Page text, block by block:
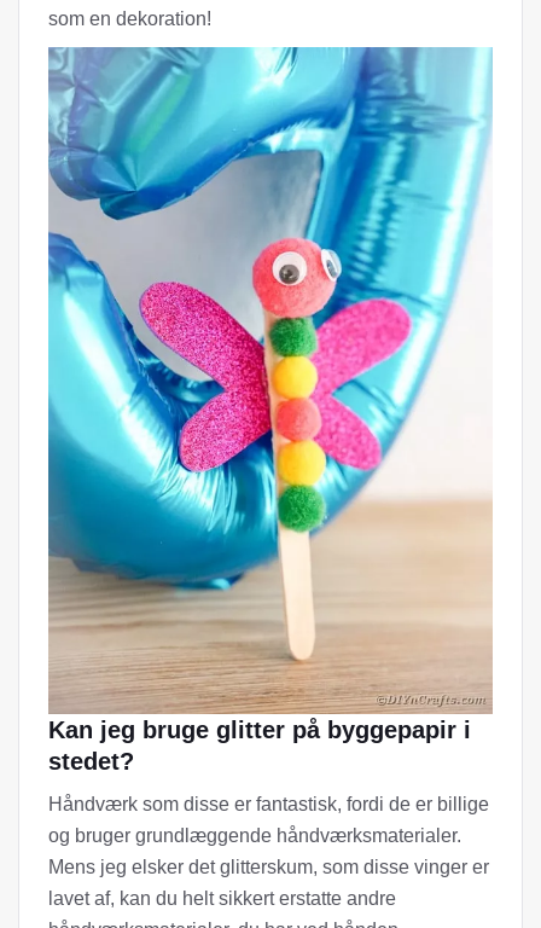
som en dekoration!
Kan jeg bruge glitter på byggepapir i
stedet?
Håndværk som disse er fantastisk, fordi de er billige
og bruger grundlæggende håndværksmaterialer.
Mens jeg elsker det glitterskum, som disse vinger er
lavet af, kan du helt sikkert erstatte andre